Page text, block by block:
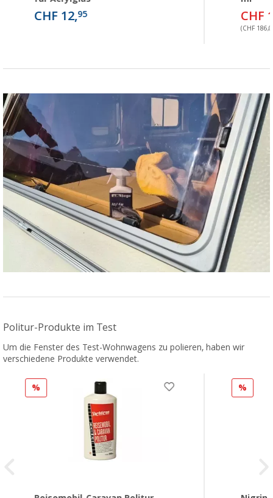
CHF 12,95 CHF
(CHF
Politur-Produkte im Test
Um die Fenster des Test-Wohnwagens zu polieren, haben wir
verschiedene Produkte verwendet.
% %